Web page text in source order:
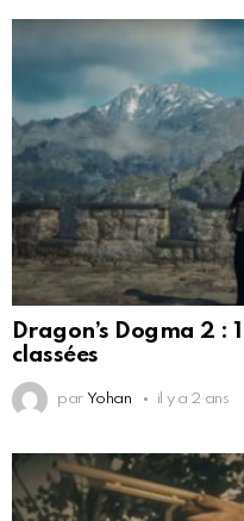
Dragon’s Dogma 2 :
classées
par Yohan il y a 2 ans